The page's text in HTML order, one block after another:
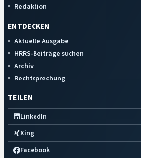
Redaktion
ENTDECKEN
Aktuelle Ausgabe
HRRS-Beiträge suchen
Archiv
Rechtsprechung
TEILEN
LinkedIn
Xing
Facebook